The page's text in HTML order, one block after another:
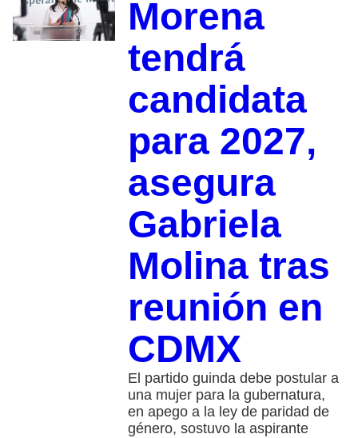
Morena
tendrá
candidata
para 2027,
asegura
Gabriela
Molina tras
reunión en
CDMX
El partido guinda debe postular a
una mujer para la gubernatura,
en apego a la ley de paridad de
género, sostuvo la aspirante